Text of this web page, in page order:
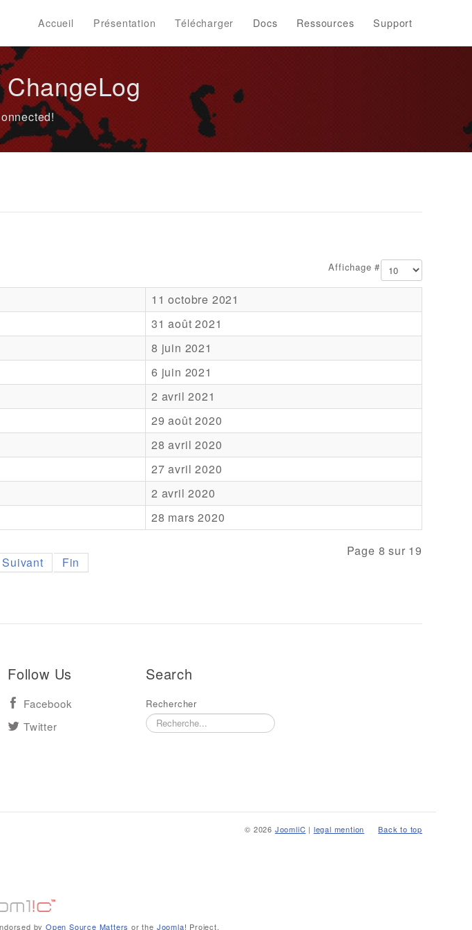
Accueil Présentation Télécharger Docs Ressources Support
Affichage #
11 octobre 2021
31 août 2021
8 juin 2021
6 juin 2021
2 avril 2021
29 août 2020
28 avril 2020
27 avril 2020
2 avril 2020
28 mars 2020
Page 8 sur 19
Suivant Fin
Follow Us
Facebook
Twitter
Search
Rechercher
Back to top
© 2026 JoomliC | legal mention
byOpen Source Matters or the Joomla! Project.